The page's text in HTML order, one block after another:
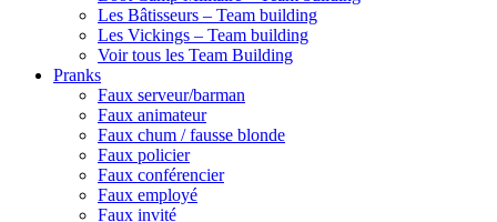
Les Bâtisseurs – Team building
Les Vickings – Team building
Voir tous les Team Building
Pranks
Faux serveur/barman
Faux animateur
Faux chum / fausse blonde
Faux policier
Faux conférencier
Faux employé
Faux invité